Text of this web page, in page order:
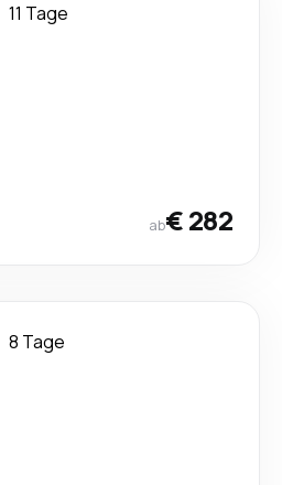
11 Tage
ab€ 282
8 Tage